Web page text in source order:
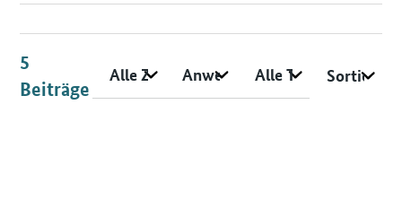
Suchoptionen
5
Beiträge